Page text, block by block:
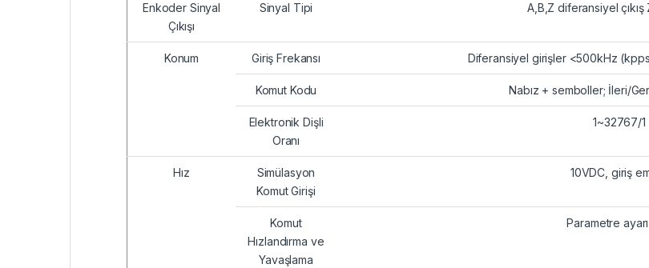
Enkoder Sinyal
Çıkışı
Sinyal Tipi A,B,Z diferansiyel çıkış
Konum Giriş Frekansı Diferansiyel girişler <500kHz
Komut Kodu Nabız + semboller; İleri/
Elektronik Dişli
Oranı
1~32767/
Hız
Simülasyon
Komut Girişi
10VDC, giriş
Komut
Hızlandırma ve
Yavaşlama
Parametre